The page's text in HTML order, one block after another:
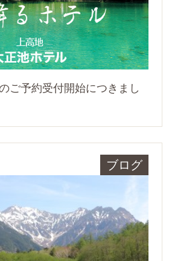
ご予約受付開始につきまし
ブログ